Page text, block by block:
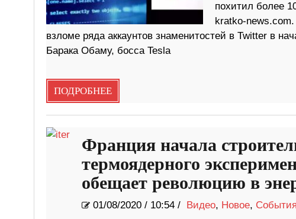
похитил более
kratko-
взломе ряда аккаунтов знаменитостей в Twitter в
Барака Обаму, босса Tesla
ПОДРОБНЕЕ
Франция начала
термоядерного
обещает революцию в
01/08/2020/ 10:54 / Видео, Новое, События